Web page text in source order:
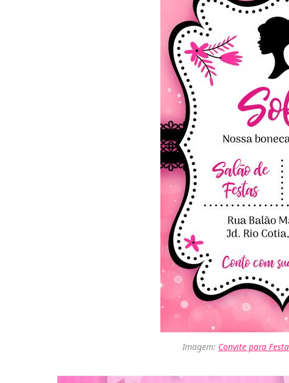
Imagem: Convite para